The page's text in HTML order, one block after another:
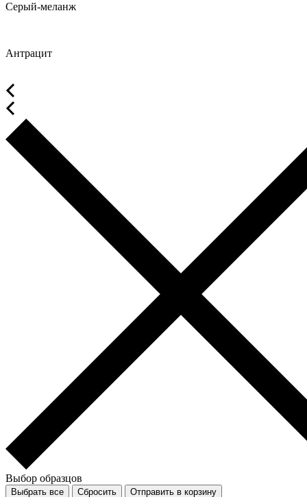
Серый-меланж
Антрацит
Выбор образцов
Выбрать все Сбросить Отправить в корзину